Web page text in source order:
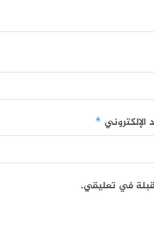
الإلكتروني *
في تعليقي.